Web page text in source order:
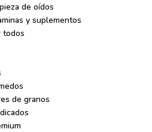
de oídos
y suplementos
todos
de granos